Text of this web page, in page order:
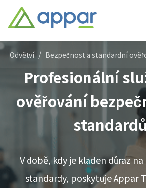
Odvětví Bezpečnost a standardní
Profesionální
ověřování
standardů
V době, kdy je kladen důraz
standardy, poskytuje Appar